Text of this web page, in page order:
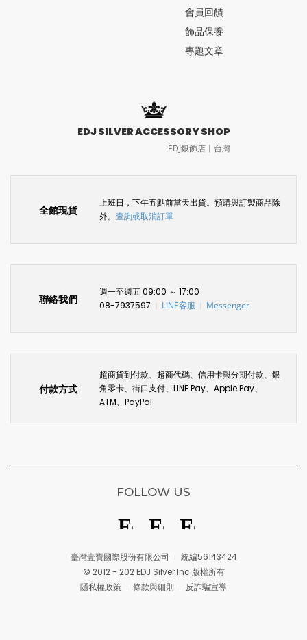
會員回饋
飾品保養
專題文章
EDJ SILVER ACCESSORY SHOP
EDJ銀飾店〡台灣
全館現貨
上班日，下午五點前當天出貨。預購與訂製商品除
外。 查詢或取消訂單
聯絡我們
週一至週五 09:00 ～ 17:00
08-7937597
LINE客服 Messenger
付款方式
超商貨到付款、超商代碼、信用卡與分期付款、銀
角零卡、街口支付、LINE Pay、Apple Pay、
ATM、PayPal
臺灣壹寶國際股份有限公司
統編56143424
© 2012 - 202 EDJ Silver Inc.版權所有
隱私權政策
條款與細則 反詐騙宣導
FOLLOW US